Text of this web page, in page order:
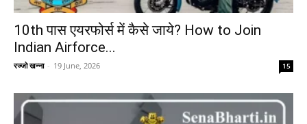
10th पास एयरफोर्स में कैसे जाये? How to Join
Indian Airforce...
रज्जो खन्ना - 19 June, 2026 15